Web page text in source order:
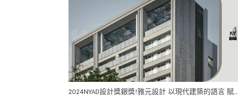
2024NYAD設計獎銀獎!雅元設計 以現代建築的語言 賦予